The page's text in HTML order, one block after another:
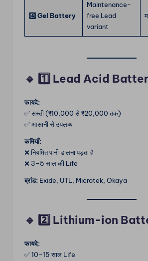
4️⃣ Gel Battery
Maintenance-
free Lead
variant
🔹 1️⃣ Lead Acid
फायदे:
✅ सस्ती (₹10,000 से ₹20,000 तक)
✅ आसानी से उपलब्ध
कमियाँ:
❌ नियमित पानी डालना पड़ता है
❌ 3–5 साल की Life
ब्रांड: Exide, UTL, Microtek, Okaya
🔹 2️⃣ Lithium-ion
फायदे:
✅ 10–15 साल Life